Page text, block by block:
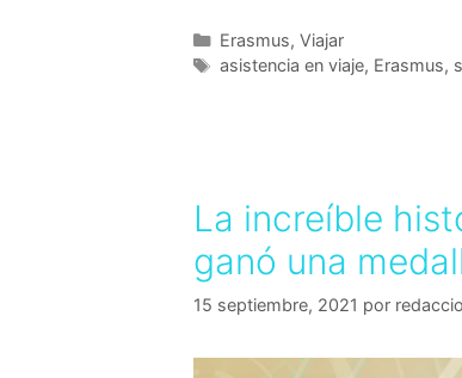
Erasmus, Viajar
asistencia en viaje, Erasmus,
La increíble
ganó una
15 septiembre, 2021 por